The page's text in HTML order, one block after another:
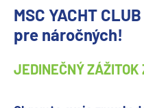
MSC YACHT
pre náročných!
JEDINEČNÝ ZÁŽITOK